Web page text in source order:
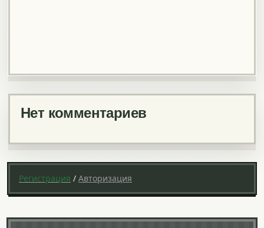
Нет комментариев
Регистрация / Авторизация